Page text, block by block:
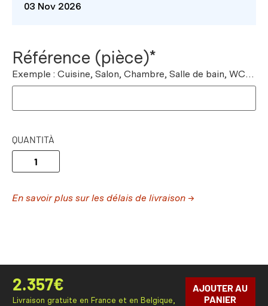
03 Nov 2026
Référence (pièce)*
Exemple : Cuisine, Salon, Chambre, Salle de bain, WC…
QUANTITÀ
En savoir plus sur les délais de livraison →
2.357€
Livraison gratuite en France et en Belgique,
AJOUTER AU
PANIER